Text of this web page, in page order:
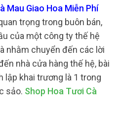
Mau Giao Hoa Miễn Phí
trọng trong buôn bán,
của một công ty thế hệ
nhằm chuyển đến các lời
nhà cửa hàng thế hệ, bài
lập khai trương là 1 trong
sảo. Shop Hoa Tươi Cà